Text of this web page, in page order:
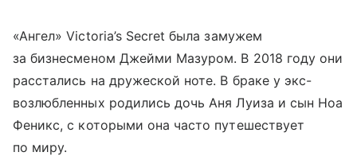
«Ангел» Victoria’s Secret была замужем
за бизнесменом Джейми Мазуром. В 2018 году они
расстались на дружеской ноте. В браке у экс-
возлюбленных родились дочь Аня Луиза и сын Ноа
Феникс, с которыми она часто путешествует
по миру.